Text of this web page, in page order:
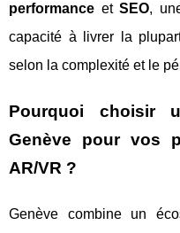
performance etSEO,
capacité à livrer la
selon la complexité et le
Pourquoi choisir
Genève pour vos
AR/VR ?
Genève combine un